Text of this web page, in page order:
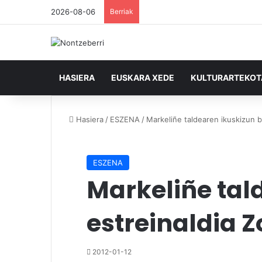
2026-08-06 Berriak
HASIERA EUSKARA XEDE
Hasiera / ESZENA / Markeliñe taldearen ikuskizun
ESZENA
Markeliñe
estreinaldia
2012-01-12